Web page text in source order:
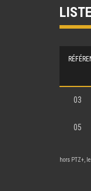
03
05
hors PTZ+,